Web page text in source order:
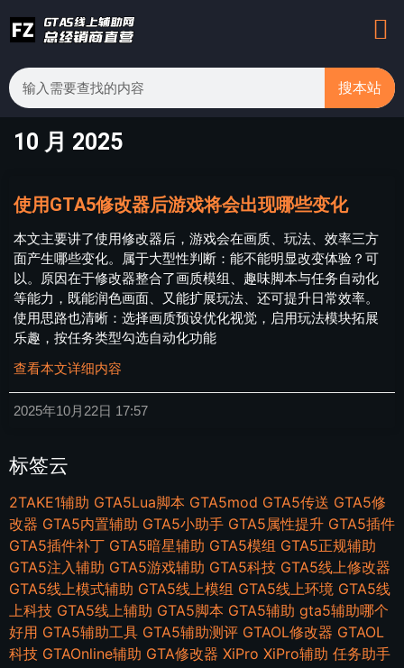
搜本站
10 月 2025
使用GTA5修改器后游戏将会出现哪些变化
本文主要讲了使用修改器后，游戏会在画质、玩法、效率三方
面产生哪些变化。属于大型性判断：能不能明显改变体验？可
以。原因在于修改器整合了画质模组、趣味脚本与任务自动化
等能力，既能润色画面、又能扩展玩法、还可提升日常效率。
使用思路也清晰：选择画质预设优化视觉，启用玩法模块拓展
乐趣，按任务类型勾选自动化功能
查看本文详细内容
2025年10月22日 17:57
标签云
2TAKE1辅助 GTA5Lua脚本 GTA5mod GTA5传送 GTA5修
改器 GTA5内置辅助 GTA5小助手 GTA5属性提升 GTA5插件
GTA5插件补丁 GTA5暗星辅助 GTA5模组 GTA5正规辅助
GTA5注入辅助 GTA5游戏辅助 GTA5科技 GTA5线上修改器
GTA5线上模式辅助 GTA5线上模组 GTA5线上环境 GTA5线
上科技 GTA5线上辅助 GTA5脚本 GTA5辅助 gta5辅助哪个
好用 GTA5辅助工具 GTA5辅助测评 GTAOL修改器 GTAOL
科技 GTAOnline辅助 GTA修改器 XiPro XiPro辅助 任务助手